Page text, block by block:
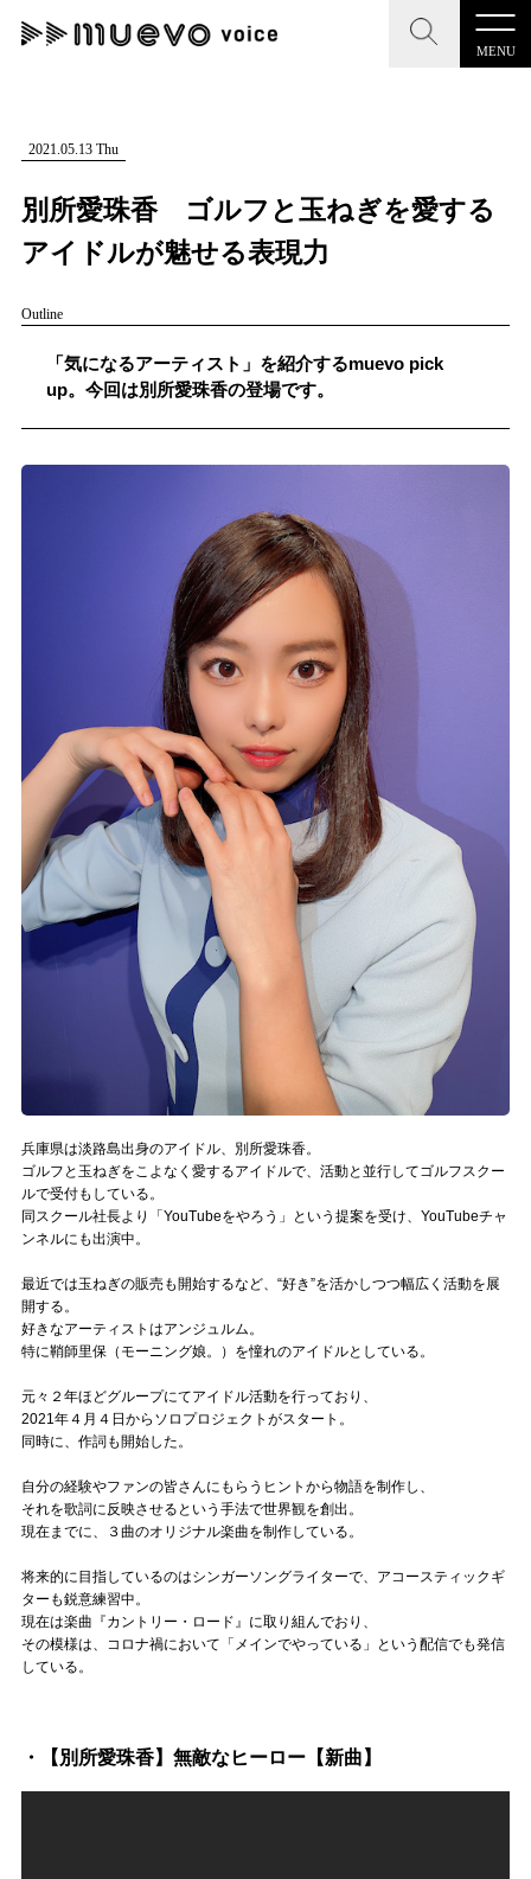
MENU
CLOSE
記事を検索する
人気ワード
#男性SSW #ポップス #女性SSW
#ヒップホップ #男性シンガーグループ #R&B/ソウル
CLOSE
"読者の声を形にする”音楽特化メディア
MENU
記事一覧
会社概要
muevoクラウドファンディング
muevoコミュニティ
ぶいクラ！by muevo
ぶいコミュ！by muevo
ぶいマガ！ by muevo
2021.05.13 Thu
別所愛珠香 ゴルフと玉ねぎを愛する
アイドルが魅せる表現力
Outline
「気になるアーティスト」を紹介するmuevo pick
up。今回は別所愛珠香の登場です。
兵庫県は淡路島出身のアイドル、別所愛珠香。
ゴルフと玉ねぎをこよなく愛するアイドルで、活動と並行してゴルフスクー
ルで受付もしている。
同スクール社長より「YouTubeをやろう」という提案を受け、YouTubeチャ
ンネルにも出演中。
最近では玉ねぎの販売も開始するなど、“好き”を活かしつつ幅広く活動を展
開する。
好きなアーティストはアンジュルム。
特に鞘師里保（モーニング娘。）を憧れのアイドルとしている。
元々２年ほどグループにてアイドル活動を行っており、
2021年４月４日からソロプロジェクトがスタート。
同時に、作詞も開始した。
自分の経験やファンの皆さんにもらうヒントから物語を制作し、
それを歌詞に反映させるという手法で世界観を創出。
現在までに、３曲のオリジナル楽曲を制作している。
将来的に目指しているのはシンガーソングライターで、アコースティックギ
ターも鋭意練習中。
現在は楽曲『カントリー・ロード』に取り組んでおり、
その模様は、コロナ禍において「メインでやっている」という配信でも発信
している。
・【別所愛珠香】無敵なヒーロー【新曲】